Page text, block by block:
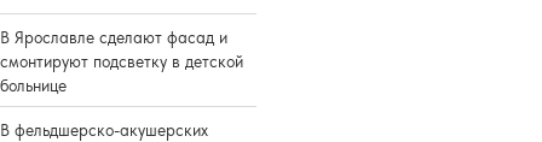
В Ярославле сделают фасад и
смонтируют подсветку в детской
больнице
В фельдшерско-акушерских